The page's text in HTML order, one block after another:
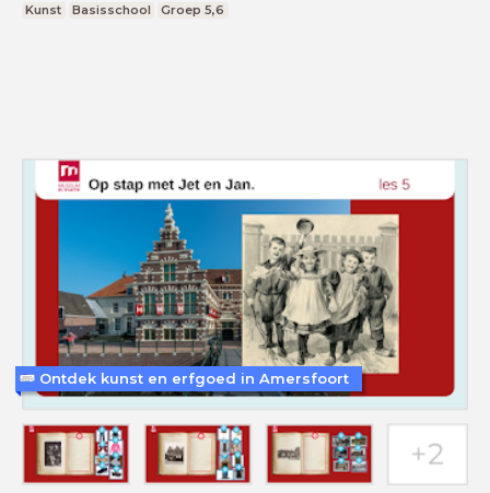
Kunst Basisschool Groep 5,6
Ontdek kunst en erfgoed in Amersfoort